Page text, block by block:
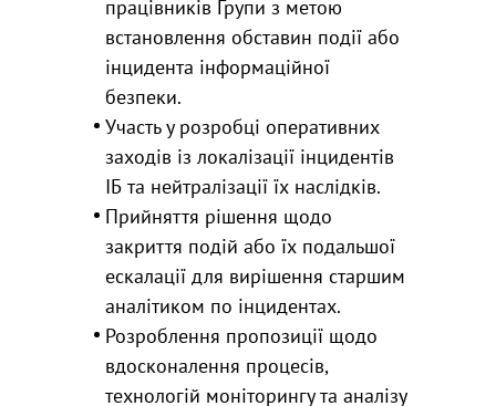
працівників Групи з метою
встановлення обставин події або
інцидента інформаційної
безпеки.
Участь у розробці оперативних
заходів із локалізації інцидентів
ІБ та нейтралізації їх наслідків.
Прийняття рішення щодо
закриття подій або їх подальшої
ескалації для вирішення старшим
аналітиком по інцидентах.
Розроблення пропозиції щодо
вдосконалення процесів,
технологій моніторингу та аналізу